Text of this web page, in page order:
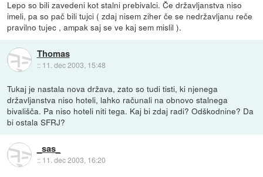
Lepo so bili zavedeni kot stalni prebivalci. Če državljanstva niso
imeli, pa so pač bili tujci ( zdaj nisem ziher če se nedržavljanu reče
pravilno tujec , ampak saj se ve kaj sem mislil ).
Thomas
:: 11. dec 2003, 15:48
Tukaj je nastala nova država, zato so tudi tisti, ki njenega
državljanstva niso hoteli, lahko računali na obnovo stalnega
bivališča. Pa niso hoteli niti tega. Kaj bi zdaj radi? Odškodnine? Da
bi ostala SFRJ?
_sas_
:: 11. dec 2003, 16:20